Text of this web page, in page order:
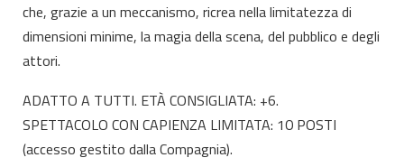
che, grazie a un meccanismo, ricrea nella limitatezza di
dimensioni minime, la magia della scena, del pubblico e degli
attori.
ADATTO A TUTTI. ETÀ CONSIGLIATA: +6.
SPETTACOLO CON CAPIENZA LIMITATA: 10 POSTI
(accesso gestito dalla Compagnia).